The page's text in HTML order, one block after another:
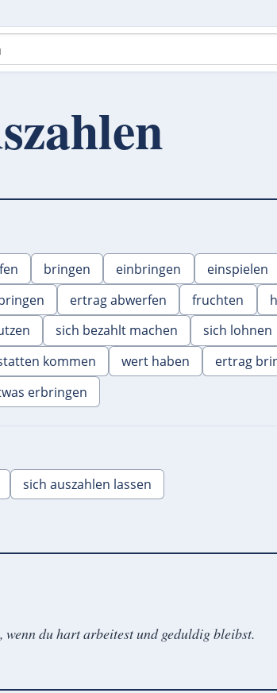
bringen einbringen einspielen
ertrag abwerfen fruchten
sich bezahlt machen sich lohnen
kommen wert haben ertrag
erbringen
sich auszahlen lassen
wenn du hart arbeitest und geduldig bleibst.